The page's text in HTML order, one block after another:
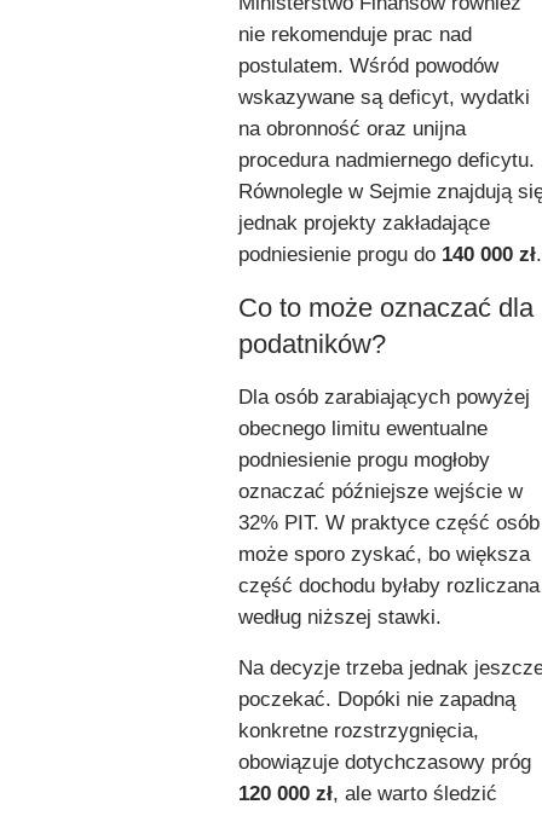
nie rekomenduje prac nad
postulatem. Wśród powodów
wskazywane są deficyt, wydatki
na obronność oraz unijna
procedura nadmiernego deficytu.
Równolegle w Sejmie znajdują
jednak projekty zakładające
podniesienie progu do 140 000 zł.
Co to może oznaczać dla
podatników?
Dla osób zarabiających powyżej
obecnego limitu ewentualne
podniesienie progu mogłoby
oznaczać późniejsze wejście w
32% PIT. W praktyce część osób
może sporo zyskać, bo większa
część dochodu byłaby rozliczana
według niższej stawki.
Na decyzje trzeba jednak
poczekać. Dopóki nie zapadną
konkretne rozstrzygnięcia,
obowiązuje dotychczasowy próg
120 000 zł, ale warto śledzić